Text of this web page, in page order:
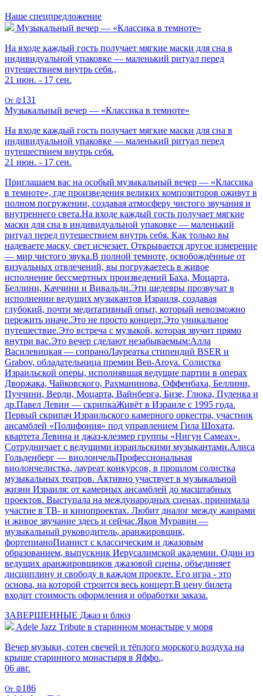
Наше спецпредложение
Музыкальный вечер — «Классика в темноте»
На входе каждый гость получает мягкие маски для сна в
индивидуальной упаковке — маленький ритуал перед
путешествием внутрь себя.,
21 июн. - 17 сен.
От ₪131
Музыкальный вечер — «Классика в темноте»
На входе каждый гость получает мягкие маски для сна в
индивидуальной упаковке — маленький ритуал перед
путешествием внутрь себя.
21 июн. - 17 сен.
Приглашаем вас на особый музыкальный вечер — «Классика
в темноте», где произведения великих композиторов оживут в
полном погружении, создавая атмосферу чистого звучания и
внутреннего света.На входе каждый гость получает мягкие
маски для сна в индивидуальной упаковке — маленький
ритуал перед путешествием внутрь себя. Как только вы
надеваете маску, свет исчезает. Открывается другое измерение
— мир чистого звука.В полной темноте, освобождённые от
визуальных отвлечений, вы погружаетесь в живое
исполнение бессмертных произведений Баха, Моцарта,
Беллини, Каччини и Вивальди.Эти шедевры прозвучат в
исполнении ведущих музыкантов Израиля, создавая
глубокий, почти медитативный опыт, который невозможно
пережить иначе.Это не просто концерт.Это уникальное
путешествие.Это встреча с музыкой, которая звучит прямо
внутри вас.Это вечер сделают незабываемым:Алла
Василевицкая — сопраноЛауреатка стипендий BSER и
Grabov, обладательница премии Ben-Aroya. Солистка
Израильской оперы, исполнявшая ведущие партии в операх
Дворжака, Чайковского, Рахманинова, Оффенбаха, Беллини,
Пуччини, Верди, Моцарта, Вайнберга, Бизе, Глюка, Пуленка и
др.Павел Левин — скрипкаЖивёт в Израиле с 1995 года.
Первый скрипач Израильского камерного оркестра, участник
ансамблей «Полифония» под управлением Гила Шохата,
квартета Левина и джаз-клезмер группы «Нигун Самеах».
Сотрудничает с ведущими израильскими музыкантами.Алиса
Гольденберг — виолончельПрофессиональная
виолончелистка, лауреат конкурсов, в прошлом солистка
музыкальных театров. Активно участвует в музыкальной
жизни Израиля: от камерных ансамблей до масштабных
проектов. Выступала на международных сценах, принимала
участие в ТВ- и кинопроектах. Любит диалог между жанрами
и живое звучание здесь и сейчас.Яков Муравин —
музыкальный руководитель, аранжировщик,
фортепианоПианист с классическим и джазовым
образованием, выпускник Иерусалимской академии. Один из
ведущих аранжировщиков джазовой сцены, объединяет
дисциплину и свободу в каждом проекте. Его игра - это
основа, на которой строится весь концерт.В цену билета
входит стоимость оформления и обработки заказа.
ЗАВЕРШЕННЫЕ Джаз и блюз
Adele Jazz Tribute в старинном монастыре у моря
Вечер музыки, сотен свечей и тёплого морского воздуха на
крыше старинного монастыря в Яффо.,
06 авг.
От ₪186